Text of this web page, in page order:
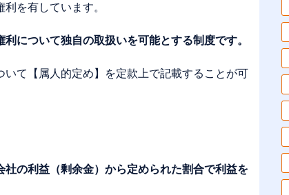
を有しています。
について独自の取扱いを可能とする制度です。
て【属人的定め】を定款上で記載することが可
社の利益（剰余金）から定められた割合で利益を